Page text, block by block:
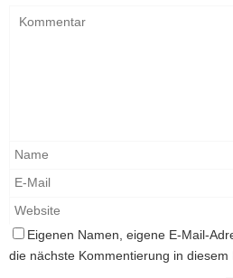
Eigenen Namen, eigene E-Mail-
die nächste Kommentierung in diesem